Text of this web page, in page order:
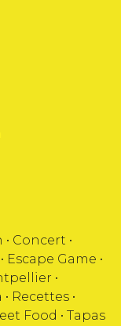
• Concert •
• Escape Game •
•
• Recettes •
Food • Tapas